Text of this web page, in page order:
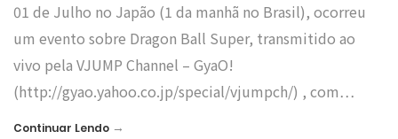
01 de Julho no Japão (1 da manhã no Brasil), ocorreu
um evento sobre Dragon Ball Super, transmitido ao
vivo pela VJUMP Channel – GyaO!
(http://gyao.yahoo.co.jp/special/vjumpch/) , com…
Continuar Lendo →